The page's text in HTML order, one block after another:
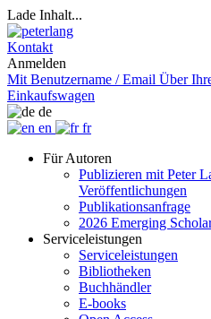
Lade Inhalt...
Kontakt
Anmelden
Mit Benutzername / Email Über
Einkaufswagen
de
en
fr
Für Autoren
Publizieren mit Peter
Veröffentlichungen
Publikationsanfrage
2026 Emerging
Serviceleistungen
Serviceleistungen
Bibliotheken
Buchhändler
E-books